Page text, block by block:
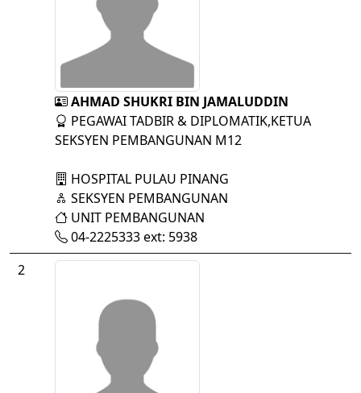
AHMAD SHUKRI BIN JAMALUDDIN
PEGAWAI TADBIR & DIPLOMATIK,KETUA
SEKSYEN PEMBANGUNAN M12
HOSPITAL PULAU PINANG
SEKSYEN PEMBANGUNAN
UNIT PEMBANGUNAN
04-2225333 ext: 5938
2